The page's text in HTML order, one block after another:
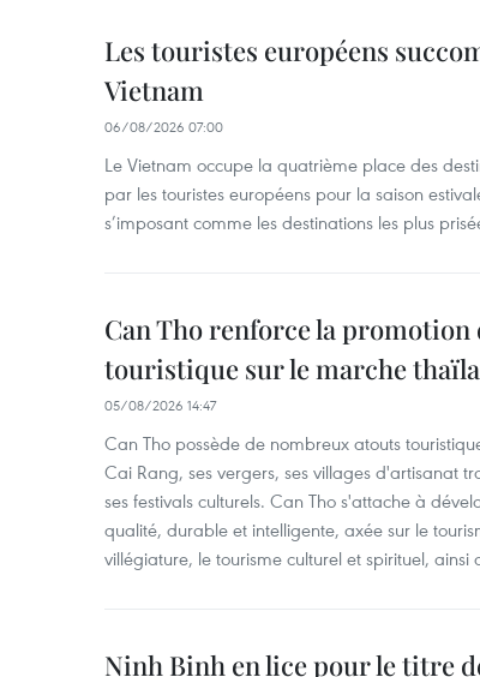
Les touristes européens
Vietnam
06/08/2026 07:00
Le Vietnam occupe la quatrième place des
par les touristes européens pour la saison
s’imposant comme les destinations les plus
Can Tho renforce la
touristique sur le marche
05/08/2026 14:47
Can Tho possède de nombreux atouts
Cai Rang, ses vergers, ses villages d'artisanat
ses festivals culturels. Can Tho s'attache à
qualité, durable et intelligente, axée sur le
villégiature, le tourisme culturel et spirituel, ainsi
Ninh Binh en lice pour le titre